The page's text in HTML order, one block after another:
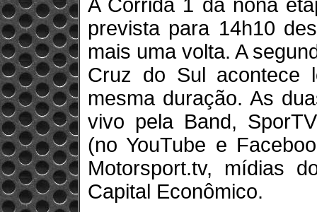
A Corrida 1 da nona
prevista para 14h10
mais uma volta. A
Cruz do Sul acontece
mesma duração. As
vivo pela Band,
(no YouTube e
Motorsport.tv, mídias
Capital Econômico.